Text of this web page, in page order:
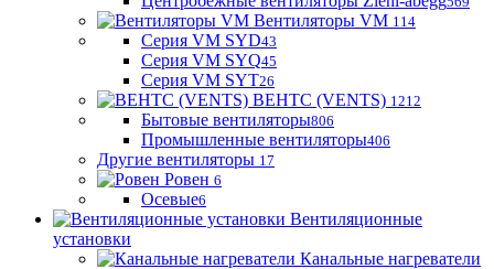
Вентиляторы VM 114
Серия VM SYD43
Серия VM SYQ45
Серия VM SYT26
ВЕНТС (VENTS) 1212
Бытовые вентиляторы806
Промышленные вентиляторы406
Другие вентиляторы 17
Ровен 6
Осевые6
Вентиляционные
установки
Канальные нагреватели